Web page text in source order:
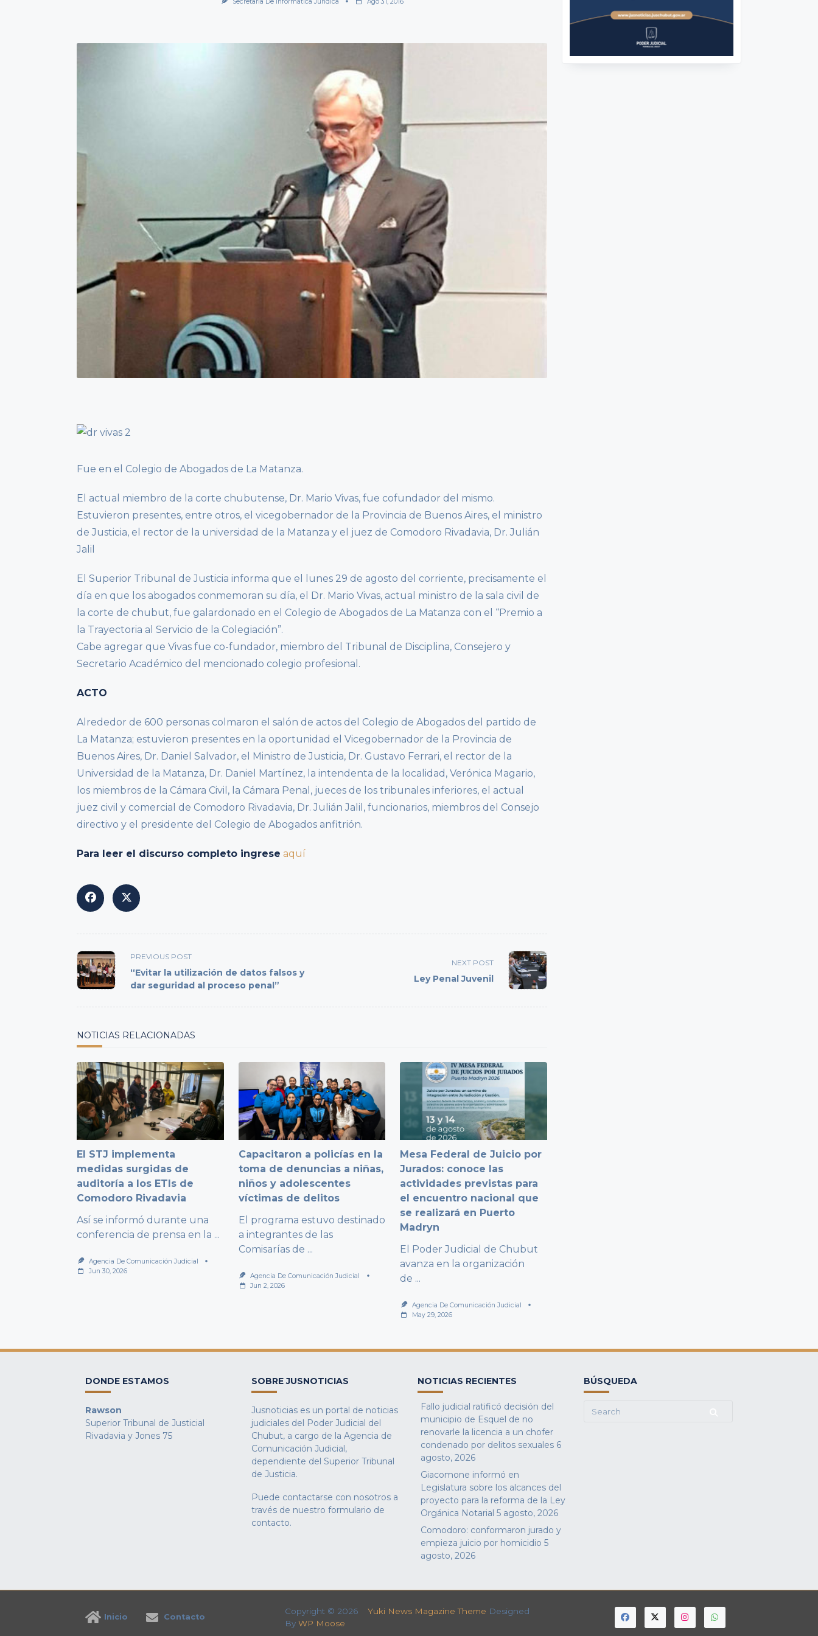
Fue en el Colegio de Abogados de La Matanza.
El actual miembro de la corte chubutense, Dr. Mario Vivas, fue cofundador del mismo.
Estuvieron presentes, entre otros, el vicegobernador de la Provincia de Buenos Aires, el ministro
de Justicia, el rector de la universidad de la Matanza y el juez de Comodoro Rivadavia, Dr. Julián
Jalil
El Superior Tribunal de Justicia informa que el lunes 29 de agosto del corriente, precisamente el
día en que los abogados conmemoran su día, el Dr. Mario Vivas, actual ministro de la sala civil de
la corte de chubut, fue galardonado en el Colegio de Abogados de La Matanza con el “Premio a
la Trayectoria al Servicio de la Colegiación”.
Cabe agregar que Vivas fue co-fundador, miembro del Tribunal de Disciplina, Consejero y
Secretario Académico del mencionado colegio profesional.
ACTO
Alrededor de 600 personas colmaron el salón de actos del Colegio de Abogados del partido de
La Matanza; estuvieron presentes en la oportunidad el Vicegobernador de la Provincia de
Buenos Aires, Dr. Daniel Salvador, el Ministro de Justicia, Dr. Gustavo Ferrari, el rector de la
Universidad de la Matanza, Dr. Daniel Martínez, la intendenta de la localidad, Verónica Magario,
los miembros de la Cámara Civil, la Cámara Penal, jueces de los tribunales inferiores, el actual
juez civil y comercial de Comodoro Rivadavia, Dr. Julián Jalil, funcionarios, miembros del Consejo
directivo y el presidente del Colegio de Abogados anfitrión.
Para leer el discurso completo ingrese aquí
<span
class="nav-
subtitle
PREVIOUS POST
“Evitar la utilización de datos falsos y
dar seguridad al proceso penal”
NEXT POST
Ley Penal Juvenil
NOTICIAS RELACIONADAS
El STJ implementa
medidas surgidas de
auditoría a los ETIs de
Comodoro Rivadavia
Así se informó durante una
conferencia de prensa en la ...
Agencia De Comunicación Judicial
Jun 30, 2026
Capacitaron a policías en la
toma de denuncias a niñas,
niños y adolescentes
víctimas de delitos
El programa estuvo destinado
a integrantes de las
Comisarías de ...
Agencia De Comunicación Judicial
Jun 2, 2026
Mesa Federal de Juicio por
Jurados: conoce las
actividades previstas para
el encuentro nacional que
se realizará en Puerto
Madryn
El Poder Judicial de Chubut
avanza en la organización
de ...
Agencia De Comunicación Judicial
May 29, 2026
DONDE ESTAMOS
Rawson
Superior Tribunal de Justicial
Rivadavia y Jones 75
SOBRE JUSNOTICIAS
Jusnoticias es un portal de noticias
judiciales del Poder Judicial del
Chubut, a cargo de la Agencia de
Comunicación Judicial,
dependiente del Superior Tribunal
de Justicia.
Puede contactarse con nosotros a
través de nuestro formulario de
contacto.
NOTICIAS RECIENTES
Fallo judicial ratificó decisión del
municipio de Esquel de no
renovarle la licencia a un chofer
condenado por delitos sexuales 6
agosto, 2026
Giacomone informó en
Legislatura sobre los alcances del
proyecto para la reforma de la Ley
Orgánica Notarial 5 agosto, 2026
Comodoro: conformaron jurado y
empieza juicio por homicidio 5
agosto, 2026
BÚSQUEDA
Search
Inicio Contacto
Copyright © 2026 Yuki News Magazine Theme Designed
By WP Moose